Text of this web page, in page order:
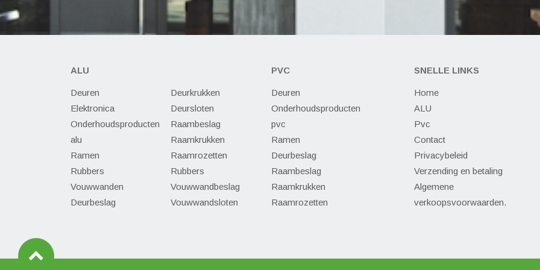
ALU
Deuren
Elektronica
Onderhoudsproducten
alu
Ramen
Rubbers
Vouwwanden
Deurbeslag
Deurkrukken
Deursloten
Raambeslag
Raamkrukken
Raamrozetten
Rubbers
Vouwwandbeslag
Vouwwandsloten
PVC
Deuren
Onderhoudsproducten
pvc
Ramen
Deurbeslag
Raambeslag
Raamkrukken
Raamrozetten
SNELLE LINKS
Home
ALU
Pvc
Contact
Privacybeleid
Verzending en betaling
Algemene
verkoopsvoorwaarden.